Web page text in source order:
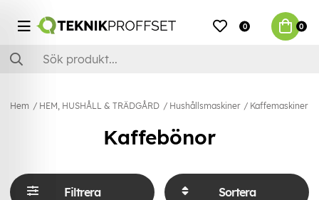
0 0
Hem HEM, HUSHÅLL & TRÄDGÅRD Hushållsmaskiner Kaffemaskiner &
Kaffebönor
Filtrera Sortera